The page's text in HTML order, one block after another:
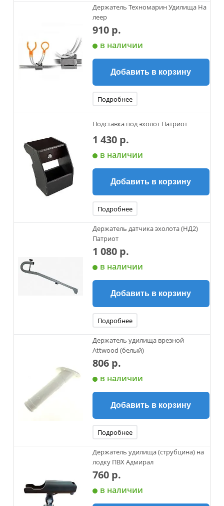
Держатель Техномарин Удилища На
леер
910 р.
в наличии
Добавить в корзину
Подробнее
Подставка под эхолот Патриот
1 430 р.
в наличии
Добавить в корзину
Подробнее
Держатель датчика эхолота (НД2)
Патриот
1 080 р.
в наличии
Добавить в корзину
Подробнее
Держатель удилища врезной
Attwood (белый)
806 р.
в наличии
Добавить в корзину
Подробнее
Держатель удилища (струбцина) на
лодку ПВХ Адмирал
760 р.
в наличии